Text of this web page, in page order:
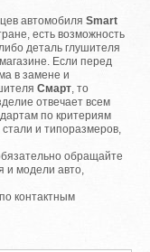
автомобиляSmart
есть возможность
деталь глушителя
Если перед
в замене и
Смарт, то
отвечает всем
по критериям
и типоразмеров,
обращайте
и модели авто,
контактным